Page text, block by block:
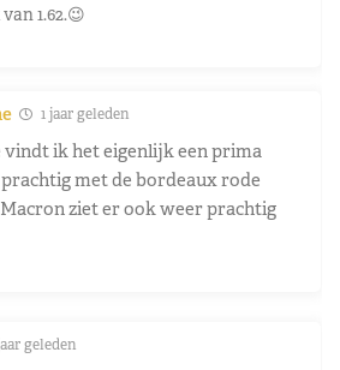
1.62.😉
1 jaar geleden
vindt ik het eigenlijk een prima
met de bordeaux rode
ziet er ook weer prachtig
geleden